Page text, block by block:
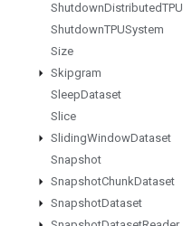
ShutdownDistributedTPU
ShutdownTPUSystem
Size
Skipgram
SleepDataset
Slice
SlidingWindowDataset
Snapshot
SnapshotChunkDataset
SnapshotDataset